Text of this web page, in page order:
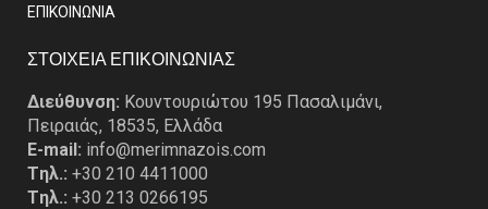
EΠΙΚΟΙΝΩΝΙΑ
ΣΤΟΙΧΕΙΑ ΕΠΙΚΟΙΝΩΝΙΑΣ
Διεύθυνση: Κουντουριώτου 195 Πασαλιμάνι,
Πειραιάς, 18535, Ελλάδα
E-mail: info@merimnazois.com
Tηλ.: +30 210 4411000
Tηλ.: +30 213 0266195